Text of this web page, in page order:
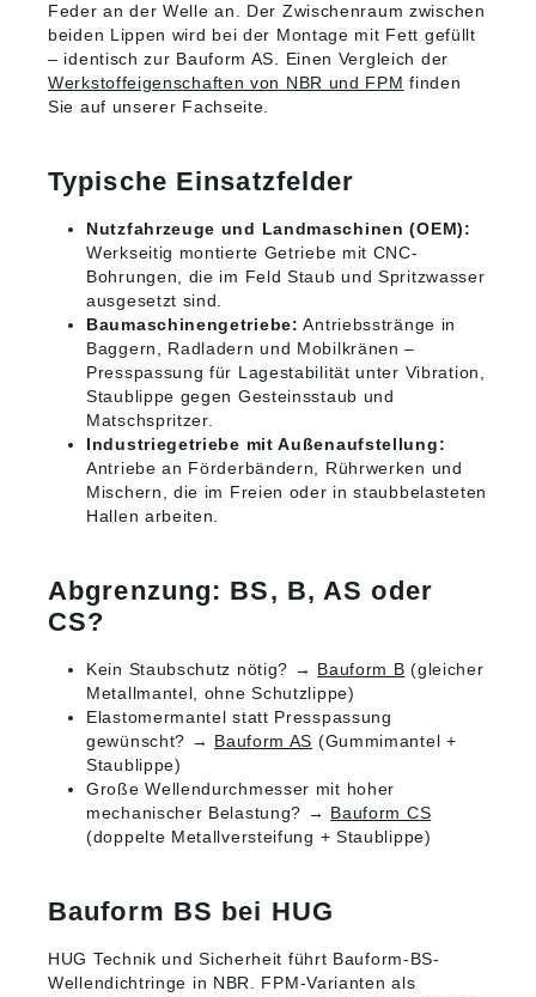
Feder an der Welle an. Der Zwischenraum zwischen
beiden Lippen wird bei der Montage mit Fett gefüllt
– identisch zur Bauform AS. Einen Vergleich der
Werkstoffeigenschaften von NBR und FPM finden
Sie auf unserer Fachseite.
Typische Einsatzfelder
Nutzfahrzeuge und Landmaschinen (OEM):
Werkseitig montierte Getriebe mit CNC-
Bohrungen, die im Feld Staub und Spritzwasser
ausgesetzt sind.
Baumaschinengetriebe: Antriebsstränge in
Baggern, Radladern und Mobilkränen –
Presspassung für Lagestabilität unter Vibration,
Staublippe gegen Gesteinsstaub und
Matschspritzer.
Industriegetriebe mit Außenaufstellung:
Antriebe an Förderbändern, Rührwerken und
Mischern, die im Freien oder in staubbelasteten
Hallen arbeiten.
Abgrenzung: BS, B, AS oder
CS?
Kein Staubschutz nötig? → Bauform B (gleicher
Metallmantel, ohne Schutzlippe)
Elastomermantel statt Presspassung
gewünscht? → Bauform AS (Gummimantel +
Staublippe)
Große Wellendurchmesser mit hoher
mechanischer Belastung? → Bauform CS
(doppelte Metallversteifung + Staublippe)
Bauform BS bei HUG
HUG Technik und Sicherheit führt Bauform-BS-
Wellendichtringe in NBR. FPM-Varianten als